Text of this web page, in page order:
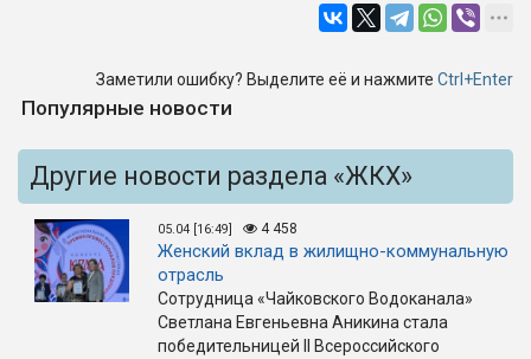
Заметили ошибку? Выделите её и нажмите Ctrl+Enter
Популярные новости
Другие новости раздела «ЖКХ»
05.04 [16:49] 4 458
Женский вклад в жилищно-коммунальную
отрасль
Сотрудница «Чайковского Водоканала»
Светлана Евгеньевна Аникина стала
победительницей II Всероссийского